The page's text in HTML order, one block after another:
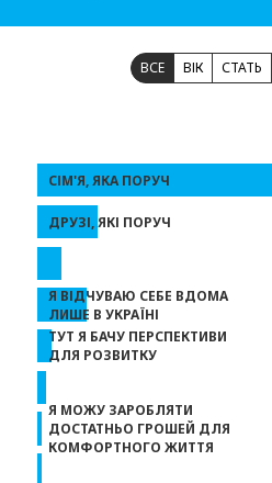
ВСЕ ВІК СТАТЬ
СІМ'Я, ЯКА ПОРУЧ
ДРУЗІ, ЯКІ ПОРУЧ
Я ВІДЧУВАЮ СЕБЕ ВДОМА
ЛИШЕ В УКРАЇНІ
ТУТ Я БАЧУ ПЕРСПЕКТИВИ
ДЛЯ РОЗВИТКУ
Я МОЖУ ЗАРОБЛЯТИ
ДОСТАТНЬО ГРОШЕЙ ДЛЯ
КОМФОРТНОГО ЖИТТЯ